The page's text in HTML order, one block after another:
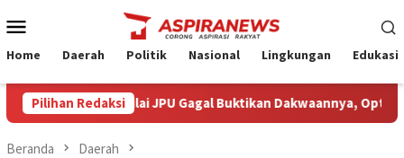
ke
Mobile
Home Daerah Politik Nasional Lingkungan Edukasi
Pilihan Redaksi
Armin Amin Nilai JPU Gagal Buktikan Dakwaannya, Optimistis
Beranda Daerah